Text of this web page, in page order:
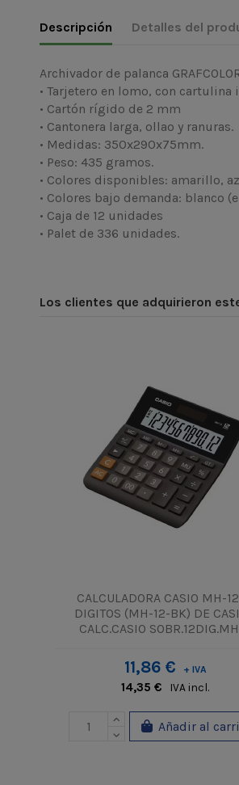
Descripción Detalles del
Archivador de palanca
• Tarjetero en lomo, con
• Cartón rígido de 2 mm
• Cantonera larga, ollao y ranuras.
• Medidas: 350x290x75mm.
• Peso: 435 gramos.
• Colores disponibles: amarillo,
• Colores bajo demanda: blanco
• Caja de 12 unidades
• Palet de 336 unidades.
Los clientes que adquirieron
CALCULADORA CASIO MH-
DIGITOS (MH-12-BK) DE
CALC.CASIO
11,86 € + IVA
14,35 € IVA incl.
Añadir al